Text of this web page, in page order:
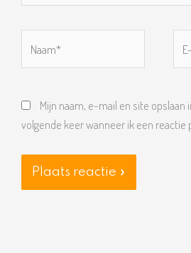
Mijn naam, e-mail en site opslaan
volgende keer wanneer ik een reactie